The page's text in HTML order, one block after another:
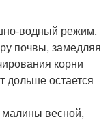
водный режим.
почвы, замедляя
корни
дольше остается
весной,